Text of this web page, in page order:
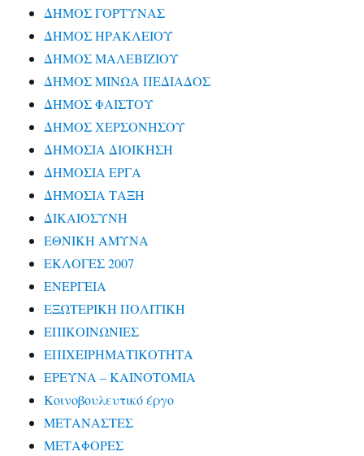
ΔΗΜΟΣ ΓΟΡΤΥΝΑΣ
ΔΗΜΟΣ ΗΡΑΚΛΕΙΟΥ
ΔΗΜΟΣ ΜΑΛΕΒΙΖΙΟΥ
ΔΗΜΟΣ ΜΙΝΩΑ ΠΕΔΙΑΔΟΣ
ΔΗΜΟΣ ΦΑΙΣΤΟΥ
ΔΗΜΟΣ ΧΕΡΣΟΝΗΣΟΥ
ΔΗΜΟΣΙΑ ΔΙΟΙΚΗΣΗ
ΔΗΜΟΣΙΑ ΕΡΓΑ
ΔΗΜΟΣΙΑ ΤΑΞΗ
ΔΙΚΑΙΟΣΥΝΗ
ΕΘΝΙΚΗ ΑΜΥΝΑ
ΕΚΛΟΓΕΣ 2007
ΕΝΕΡΓΕΙΑ
ΕΞΩΤΕΡΙΚΗ ΠΟΛΙΤΙΚΗ
ΕΠΙΚΟΙΝΩΝΙΕΣ
ΕΠΙΧΕΙΡΗΜΑΤΙΚΟΤΗΤΑ
ΕΡΕΥΝΑ – ΚΑΙΝΟΤΟΜΙΑ
Κοινοβουλευτικό έργο
ΜΕΤΑΝΑΣΤΕΣ
ΜΕΤΑΦΟΡΕΣ